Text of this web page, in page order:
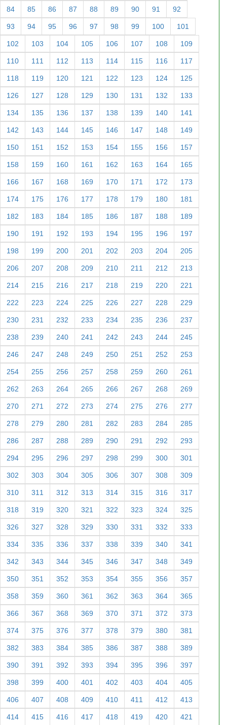
84 85 86 87 88 89 90 91 92
93 94 95 96 97 98 99 100 101
102 103 104 105 106 107 108 109
110 111 112 113 114 115 116 117
118 119 120 121 122 123 124 125
126 127 128 129 130 131 132 133
134 135 136 137 138 139 140 141
142 143 144 145 146 147 148 149
150 151 152 153 154 155 156 157
158 159 160 161 162 163 164 165
166 167 168 169 170 171 172 173
174 175 176 177 178 179 180 181
182 183 184 185 186 187 188 189
190 191 192 193 194 195 196 197
198 199 200 201 202 203 204 205
206 207 208 209 210 211 212 213
214 215 216 217 218 219 220 221
222 223 224 225 226 227 228 229
230 231 232 233 234 235 236 237
238 239 240 241 242 243 244 245
246 247 248 249 250 251 252 253
254 255 256 257 258 259 260 261
262 263 264 265 266 267 268 269
270 271 272 273 274 275 276 277
278 279 280 281 282 283 284 285
286 287 288 289 290 291 292 293
294 295 296 297 298 299 300 301
302 303 304 305 306 307 308 309
310 311 312 313 314 315 316 317
318 319 320 321 322 323 324 325
326 327 328 329 330 331 332 333
334 335 336 337 338 339 340 341
342 343 344 345 346 347 348 349
350 351 352 353 354 355 356 357
358 359 360 361 362 363 364 365
366 367 368 369 370 371 372 373
374 375 376 377 378 379 380 381
382 383 384 385 386 387 388 389
390 391 392 393 394 395 396 397
398 399 400 401 402 403 404 405
406 407 408 409 410 411 412 413
414 415 416 417 418 419 420 421